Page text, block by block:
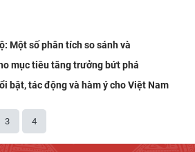
Một số phân tích so sánh và
mục tiêu tăng trưởng bứt phá
bật, tác động và hàm ý cho Việt Nam
3 4